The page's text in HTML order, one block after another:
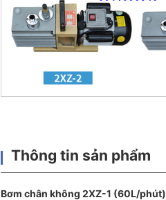
Thông tin sản phẩm
Bơm chân không 2XZ-1 (60L/phút)